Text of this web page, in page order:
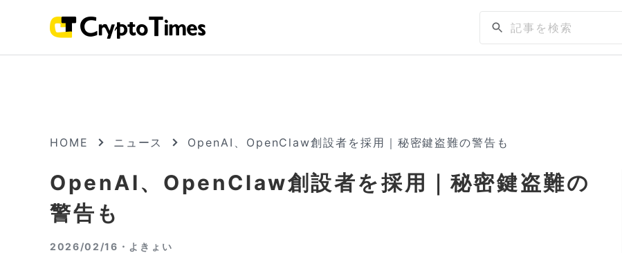
HOME ニュース OpenAI、OpenClaw創設者を採用｜秘密鍵盗難の警告も
OpenAI、OpenClaw創設者を採用｜秘密鍵盗難の
警告も
2026/02/16・ よきょい